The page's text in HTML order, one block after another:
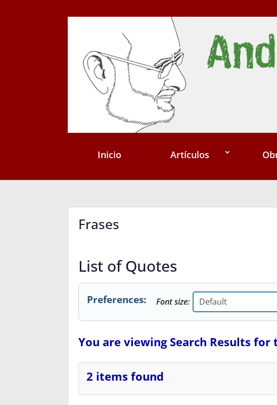
Inicio Artículos
Frases
List of Quotes
Preferences: Font size:
You are viewing Search Results
2 items found